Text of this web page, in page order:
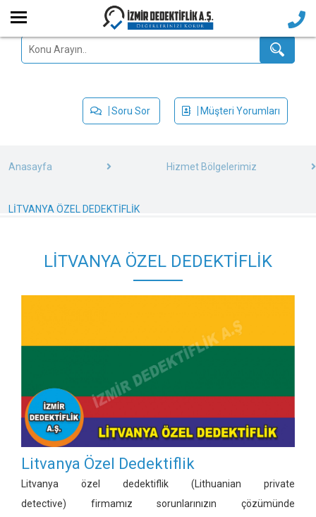
Soru Sor Müşteri Yorumları
Anasayfa Hizmet Bölgelerimiz
LİTVANYA ÖZEL DEDEKTİFLİK
LİTVANYA ÖZEL DEDEKTİFLİK
Litvanya Özel Dedektiflik
Litvanya özel dedektiflik (Lithuanian private
detective) firmamız sorunlarınızın çözümünde